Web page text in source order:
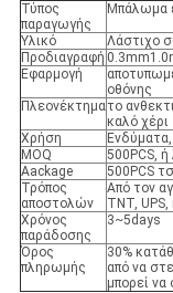
Τύπος
παραγωγής
Μπάλωμα
Υλικό
Λάστιχο
Προδιαγραφή
Εφαρμογή
οθόνης
Πλεονέκτηματο
καλό χέρι
Χρήση
MOQ
500PCS, ή
Aackage
500PCS
Τρόπος
αποστολών
Από τον
TNT, UPS,
Χρόνος
παράδοσης
3~5days
Όρος
πληρωμής
30%
από να
μπορεί να